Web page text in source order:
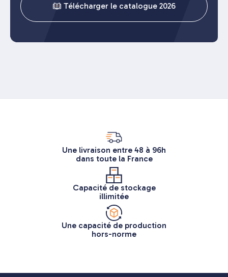
Télécharger le catalogue 2026
Une livraison entre 48 à 96h
dans toute la France
Capacité de stockage
illimitée
Une capacité de production
hors-norme